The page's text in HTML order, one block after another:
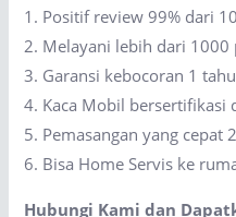
1. Positif review 99% dari
2. Melayani lebih dari 1000
3. Garansi kebocoran 1
4. Kaca Mobil bersertifikasi
5. Pemasangan yang cepat
6. Bisa Home Servis ke
Hubungi Kami dan